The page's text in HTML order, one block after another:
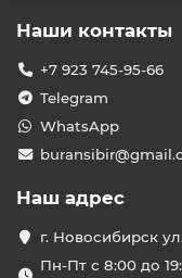
Наши контакты
+7 923 745-95-66
Telegram
WhatsApp
Наш адрес
г. Новосибирск
Пн-Пт с 8:00 до